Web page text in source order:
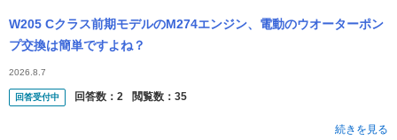
W205 Cクラス前期モデルのM274エンジン、電動のウオーターポン
プ交換は簡単ですよね？
2026.8.7
回答受付中 回答数： 2 閲覧数： 35
続きを見る